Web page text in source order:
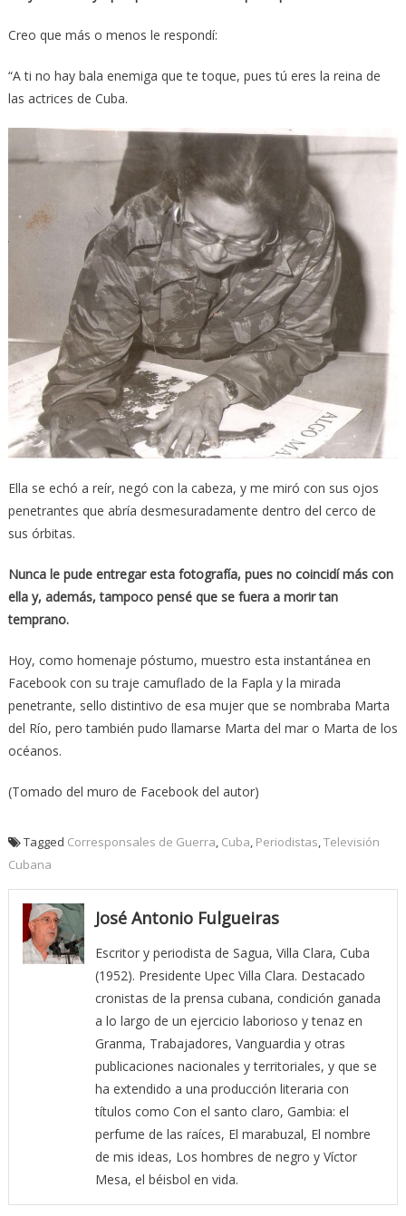
Creo que más o menos le respondí:
“A ti no hay bala enemiga que te toque, pues tú eres la reina de
las actrices de Cuba.
Ella se echó a reír, negó con la cabeza, y me miró con sus ojos
penetrantes que abría desmesuradamente dentro del cerco de
sus órbitas.
Nunca le pude entregar esta fotografía, pues no coincidí más con
ella y, además, tampoco pensé que se fuera a morir tan
temprano.
Hoy, como homenaje póstumo, muestro esta instantánea en
Facebook con su traje camuflado de la Fapla y la mirada
penetrante, sello distintivo de esa mujer que se nombraba Marta
del Río, pero también pudo llamarse Marta del mar o Marta de los
océanos.
(Tomado del muro de Facebook del autor)
Tagged Corresponsales de Guerra, Cuba, Periodistas,Televisión
Cubana
José Antonio Fulgueiras
Escritor y periodista de Sagua, Villa Clara, Cuba
(1952). Presidente Upec Villa Clara. Destacado
cronistas de la prensa cubana, condición ganada
a lo largo de un ejercicio laborioso y tenaz en
Granma, Trabajadores, Vanguardia y otras
publicaciones nacionales y territoriales, y que se
ha extendido a una producción literaria con
títulos como Con el santo claro, Gambia: el
perfume de las raíces, El marabuzal, El nombre
de mis ideas, Los hombres de negro y Víctor
Mesa, el béisbol en vida.